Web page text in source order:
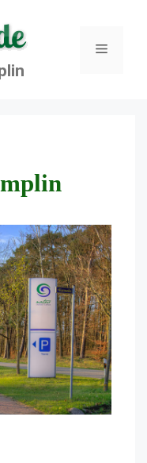
Menü